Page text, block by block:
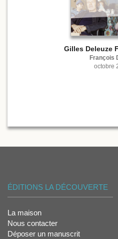
Gilles Deleuze
François
octobre
ÉDITIONS LA DÉCOUVERTE
La maison
Nous contacter
Déposer un manuscrit